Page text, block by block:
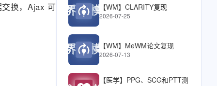
换，Ajax 可以使
【WM】CLARITY复现
2026-07-25
【WM】MeWM论文复现
2026-07-13
【医学】PPG、SCG和PTT测